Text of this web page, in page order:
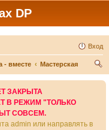
DP
Вход
- вместе
Мастерская
ЗАКРЫТА
В РЕЖИМ "ТОЛЬКО
СОВСЕМ.
admin или направлять в